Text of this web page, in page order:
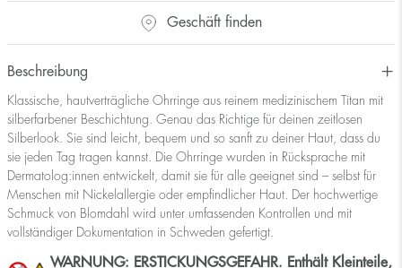
Geschäft finden
Beschreibung
Klassische, hautverträgliche Ohrringe aus reinem medizinischem Titan mit
silberfarbener Beschichtung. Genau das Richtige für deinen zeitlosen
Silberlook. Sie sind leicht, bequem und so sanft zu deiner Haut, dass du
sie jeden Tag tragen kannst. Die Ohrringe wurden in Rücksprache mit
Dermatolog:innen entwickelt, damit sie für alle geeignet sind – selbst für
Menschen mit Nickelallergie oder empfindlicher Haut. Der hochwertige
Schmuck von Blomdahl wird unter umfassenden Kontrollen und mit
vollständiger Dokumentation in Schweden gefertigt.
WARNUNG: ERSTICKUNGSGEFAHR. Enthält Kleinteile,